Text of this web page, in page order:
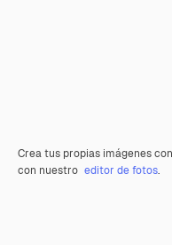
Crea tus propias imágenes
con nuestro editor de fotos.